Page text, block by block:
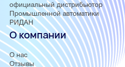
официальный дистрибьютор
Промышленной автоматики
РИДАН
О компании
О нас
Отзывы